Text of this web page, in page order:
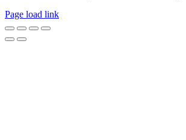
Page load link